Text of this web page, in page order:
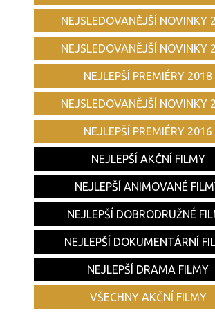
NEJSLEDOVANĚJŠÍ NOVINKY
NEJSLEDOVANĚJŠÍ NOVINKY
NEJLEPŠÍ PREMIÉRY 2018
NEJSLEDOVANĚJŠÍ NOVINKY
NEJLEPŠÍ PREMIÉRY 2016
NEJLEPŠÍ AKČNÍ FILMY
NEJLEPŠÍ ANIMOVANÉ
NEJLEPŠÍ DOBRODRUŽNÉ
NEJLEPŠÍ DOKUMENTÁRNÍ
NEJLEPŠÍ DRAMA FILMY
VŠECHNY AKČNÍ FILMY